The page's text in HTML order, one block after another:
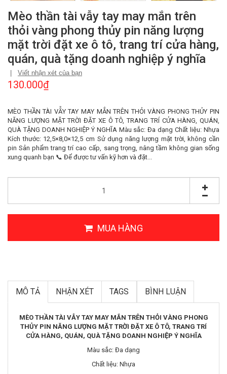
Mèo thần tài vẫy tay may mắn trên
thỏi vàng phong thủy pin năng lượng
mặt trời đặt xe ô tô, trang trí cửa hàng,
quán, quà tặng doanh nghiệp ý nghĩa
Viết nhận xét của bạn
130.000₫
MÈO THẦN TÀI VẪY TAY MAY MẮN TRÊN THỎI VÀNG PHONG THỦY PIN
NĂNG LƯỢNG MẶT TRỜI ĐẶT XE Ô TÔ, TRANG TRÍ CỬA HÀNG, QUÁN,
QUÀ TẶNG DOANH NGHIỆP Ý NGHĨA Màu sắc: Đa dạng Chất liệu: Nhựa
Kích thước: 12,5×8,0×12,5 cm Sử dụng năng lượng mặt trời, không cần
pin Sản phẩm trang trí cao cấp, sang trọng, nâng tầm không gian sống
xung quanh bạn 📞 Để được tư vấn kỹ hơn và đặt...
MUA HÀNG
MÔ TẢ NHẬN XÉT TAGS BÌNH LUẬN
MÈO THẦN TÀI VẪY TAY MAY MẮN TRÊN THỎI VÀNG PHONG
THỦY PIN NĂNG LƯỢNG MẶT TRỜI ĐẶT XE Ô TÔ, TRANG TRÍ
CỬA HÀNG, QUÁN, QUÀ TẶNG DOANH NGHIỆP Ý NGHĨA
Màu sắc: Đa dạng
Chất liệu: Nhựa